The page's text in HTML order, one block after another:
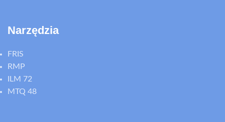
Narzędzia
FRIS
RMP
ILM 72
MTQ 48